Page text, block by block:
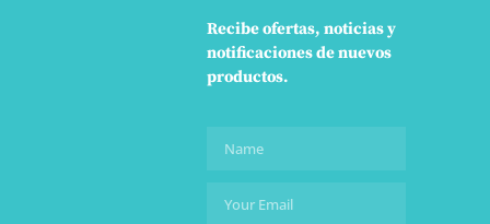
Recibe ofertas, noticias y
notificaciones de nuevos
productos.